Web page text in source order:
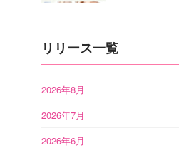
リリース一覧
2026年8月
2026年7月
2026年6月